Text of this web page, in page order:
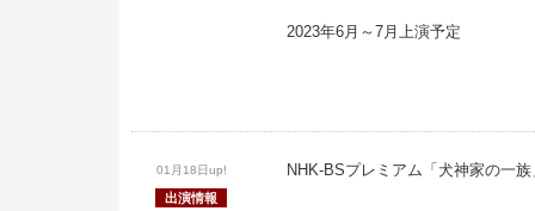
2023年6月～7月上演予定
01月18日up!
出演情報
NHK-BSプレミアム「犬神家の一